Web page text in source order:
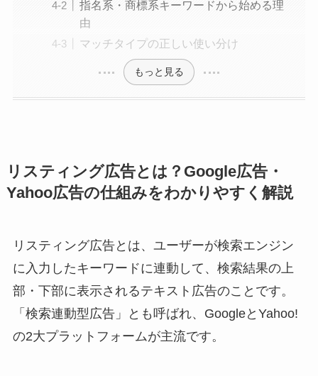
指名系・商標系キーワードから始める理
由
マッチタイプの正しい使い分け
もっと見る
リスティング広告とは？Google広告・
Yahoo広告の仕組みをわかりやすく解説
リスティング広告とは、ユーザーが検索エンジン
に入力したキーワードに連動して、検索結果の上
部・下部に表示されるテキスト広告のことです。
「検索連動型広告」とも呼ばれ、GoogleとYahoo!
の2大プラットフォームが主流です。